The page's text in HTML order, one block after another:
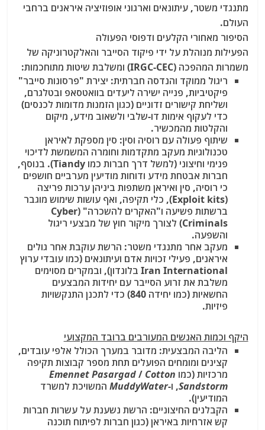
מתנגדי משטר, עיתונאים וארגוני אופוזיציה איראנים ברחבי
העולם.
הסיפור מאחורי הקלעים ודפוסי הפעולה
הפעילות מנוהלת על ידי פיקוד הסייבר והאלקטרוניקה של
משמרות המהפכה (IRGC-CEC) ומשלבת שיטות מתוחכמות:
ריגול ממוקד והנדסה חברתית: יצירת "פרסונות סייבר"
פיקטיביות, פנייה ישירה ליעדים בוואטסאפ ובטלגרם,
ושליחת קישורים זדוניים (כגון הזמנות מדומות לכנסים)
כדי לעקוף אימות דו-שלבי ולשאוב מידע, מיקום
והקלטות מהמכשיר.
שיתוף פעולה עם רוסיה וסין: סין מספקת לאיראן
טכנולוגיות מעקב מתקדמות וחומרה המשמשת לדיכוי
פנימי וחיצוני (למשל דרך חברות כמו Tiandy). בנוסף,
חברות אבטחת מידע ודוחות מודיעין מערביים חושפים
כי רוסיה, סין ואיראן משתפות ביניהן ערכות פריצה
(Exploit kits), כלי תקיפה, ואף עושות שימוש מוגבר
ברשתות פשיעה ו"האקרים להשכרה" (Cyber
Criminals) לצורך מיקור חוץ של מבצעי ריגול
והשפעה.
מעקב אחר מתנגדי משטר: הרשת עוקבת אחר גולים
איראנים, פעילי זכויות אדם ועיתונאים (כמו עובדי ערוץ
Iran International בלונדון), ובמקרים מסוימים
משלבת את זרוע הסייבר עם יחידות המבצעים
החשאיות (כמו יחידה 840) כדי לתכנן התנקשויות
פיזיות.
היקף וכמות האנשים המעורבים ברובד המקצועי
הליבה המבצעית: מדובר במערך הכולל אלפי עובדים,
קצינים ומומחים הפועלים תחת מספר קבוצות תקיפה
מרכזיות (כמו
Emennet Pasargad/ Cotton
Sandstorm, ו-MuddyWater המשויכת למשרד
המודיעין).
הקבלנים החיצוניים: הרשת נשענת על עשרות חברות
קש אזרחיות באיראן (כגון חברות לפיתוח תוכנה